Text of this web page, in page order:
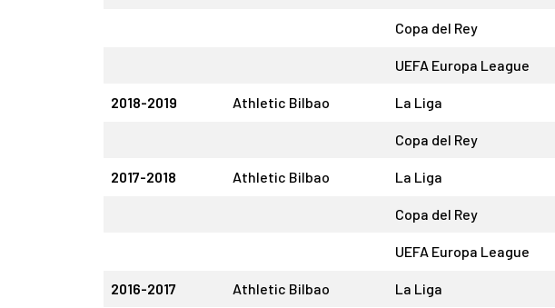
Copa del Rey
UEFA Europa League
2018-2019 Athletic Bilbao La Liga
Copa del Rey
2017-2018 Athletic Bilbao La Liga
Copa del Rey
UEFA Europa League
2016-2017 Athletic Bilbao La Liga